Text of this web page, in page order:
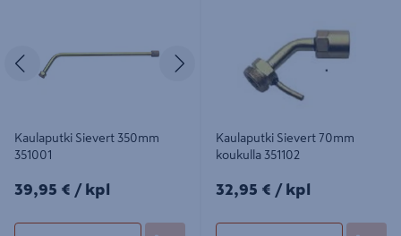
Edellinen
Kaulaputki Sievert 350mm
351001
39,95€/kpl
39,95 € / kpl
Kaulaputki Sievert 70mm
koukulla 351102
32,95€/kpl
32,95 € / kpl